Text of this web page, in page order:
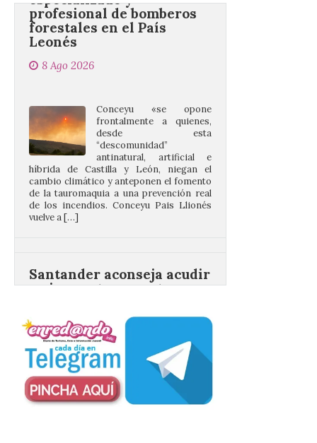
8 Ago 2026
antinatural, artificial e
híbrida de Castilla y León, niegan el
cambio climático y anteponen el fomento
de la tauromaquia a una prevención real
de los incendios. Conceyu Pais Llionés
vuelve a […]
Santander aconseja acudir
vehículo privado para el
eclipse
El TUS cuenta con líneas
que llegan a la zona en
puntos como el faro de
Cabo Mayor, Cueto,
Corbanera o Ciriego y
reforzará la movilidad con un servicio